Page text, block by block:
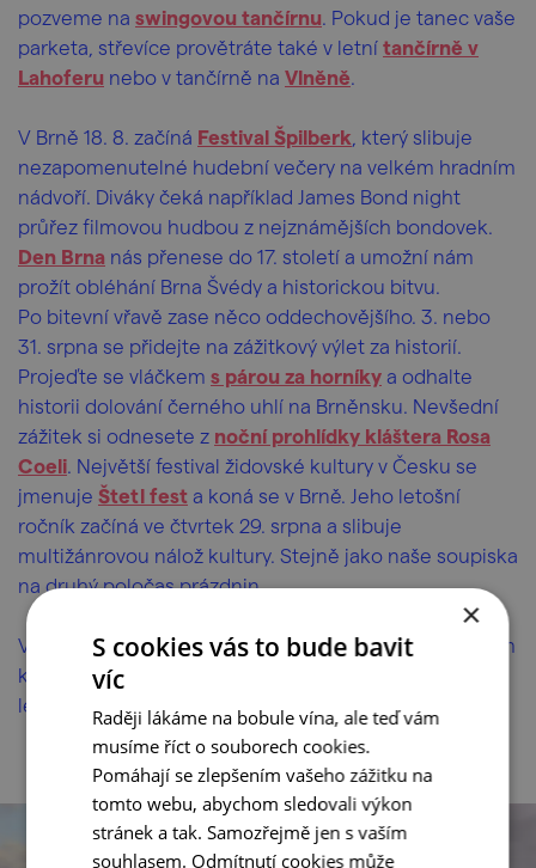
pozveme na swingovou tančírnu. Pokud je tanec vaše
parketa, střevíce provětráte také v letní tančírně v
Lahoferu nebo v tančírně na Vlněně.
V Brně 18. 8. začíná Festival Špilberk , který slibuje
nezapomenutelné hudební večery na velkém hradním
nádvoří. Diváky čeká například James Bond night
průřez filmovou hudbou z nejznámějších bondovek.
Den Brna nás přenese do 17. století a umožní nám
prožít obléhání Brna Švédy a historickou bitvu.
Po bitevní vřavě zase něco oddechovějšího. 3. nebo
31. srpna se přidejte na zážitkový výlet za historií.
Projeďte se vláčkem s párou za horníky a odhalte
historii dolování černého uhlí na Brněnsku. Nevšední
zážitek si odnesete z noční prohlídky kláštera Rosa
Coeli. Největší festival židovské kultury v Česku se
jmenuje Štetl fest a koná se v Brně. Jeho letošní
ročník začíná ve čtvrtek 29. srpna a slibuje
multižánrovou nálož kultury. Stejně jako naše soupiska
na druhý poločas prázdnin.
Vybrali jste si, kam se vyrazíte podívat? Vždycky je vám
k ruce náš kompletní
léta!
×
S cookies vás to bude bavit
víc
Raději lákáme na bobule vína, ale teď vám
musíme říct o souborech cookies.
Pomáhají se zlepšením vašeho zážitku na
tomto webu, abychom sledovali výkon
stránek a tak. Samozřejmě jen s vaším
souhlasem. Odmítnutí cookies může